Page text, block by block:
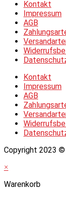
Kontakt
Impressum
AGB
Kontakt
Impressum
AGB
Copyright 2023 ©
×
Warenkorb